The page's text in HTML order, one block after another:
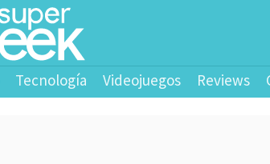
Tecnología Videojuegos Reviews